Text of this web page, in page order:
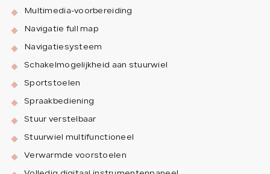
Multimedia-voorbereiding
Navigatie full map
Navigatiesysteem
Schakelmogelijkheid aan stuurwiel
Sportstoelen
Spraakbediening
Stuur verstelbaar
Stuurwiel multifunctioneel
Verwarmde voorstoelen